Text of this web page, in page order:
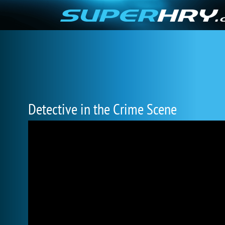
Detective in the Crime Scene